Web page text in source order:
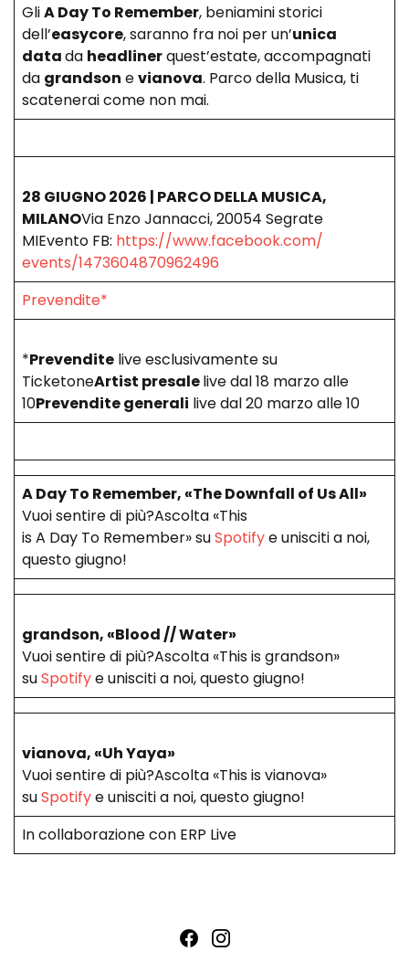
GliA Day To Remember, beniamini storici
dell’easycore, saranno fra noi per un’unica
datada headlinerquest’estate, accompagnati
da grandson evianova. Parco della Musica, ti
scatenerai come non mai.
28 GIUGNO 2026 | PARCO DELLA MUSICA,
MILANOVia Enzo Jannacci, 20054 Segrate
MIEvento FB: https://www.facebook.com/
events/1473604870962496
Prevendite*
*Prevendite live esclusivamente su
TicketoneArtist presalelive dal 18 marzo alle
10Prevendite generali live dal 20 marzo alle 10
A Day To Remember, «The Downfall of Us All»
Vuoi sentire di più?Ascolta «This
is A Day To Remember» suSpotifye unisciti a noi,
questo giugno!
grandson, «Blood // Water»
Vuoi sentire di più?Ascolta «This is grandson»
suSpotifye unisciti a noi, questo giugno!
vianova, «Uh Yaya»
Vuoi sentire di più?Ascolta «This is vianova»
suSpotifye unisciti a noi, questo giugno!
In collaborazione con ERP Live